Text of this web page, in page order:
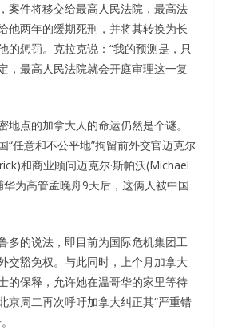
案件将移交给最高人民法院，最高法
他两年的缓期死刑，并将其转换为长
的惩罚。克拉克说：“我的预测是，只
，最高人民法院就会开庭审理这一复
地点的加拿大人的命运仍然是个谜。
“任意和不公平地”拘留前外交官迈克尔
和商业顾问迈克尔·斯帕沃(Michael
为高管孟晚舟9天后，这俩人被中国
多的说法，即目前为国际危机集团工
交豁免权。与此同时，上个月加拿大
的保释，允许她在温哥华的家里等待
京周二再次呼吁加拿大纠正其“严重错